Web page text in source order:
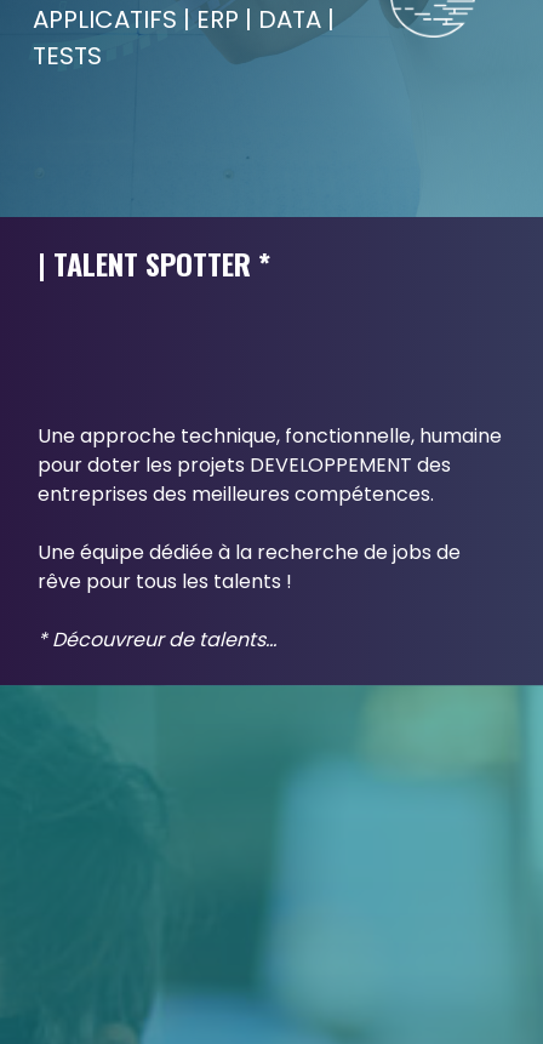
APPLICATIFS | ERP | DATA |
TESTS
Espace candidat - Connexion
Se souvenir de moi
Connexion
| TALENT SPOTTER *
Une approche technique, fonctionnelle, humaine
pour doter les projets DEVELOPPEMENT des
entreprises des meilleures compétences.
Une équipe dédiée à la recherche de jobs de
rêve pour tous les talents !
* Découvreur de talents...